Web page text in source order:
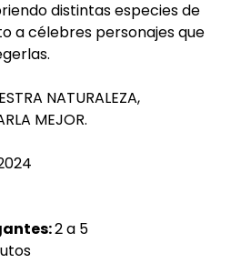
distintas especies de
a célebres personajes que
NATURALEZA,
MEJOR.
2 a 5